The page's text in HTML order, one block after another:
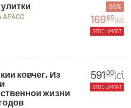
АРАСС
35%
169.65 lei
STOC LIMITAT
ковчег. Из
жизни
591.00 lei
STOC LIMITAT